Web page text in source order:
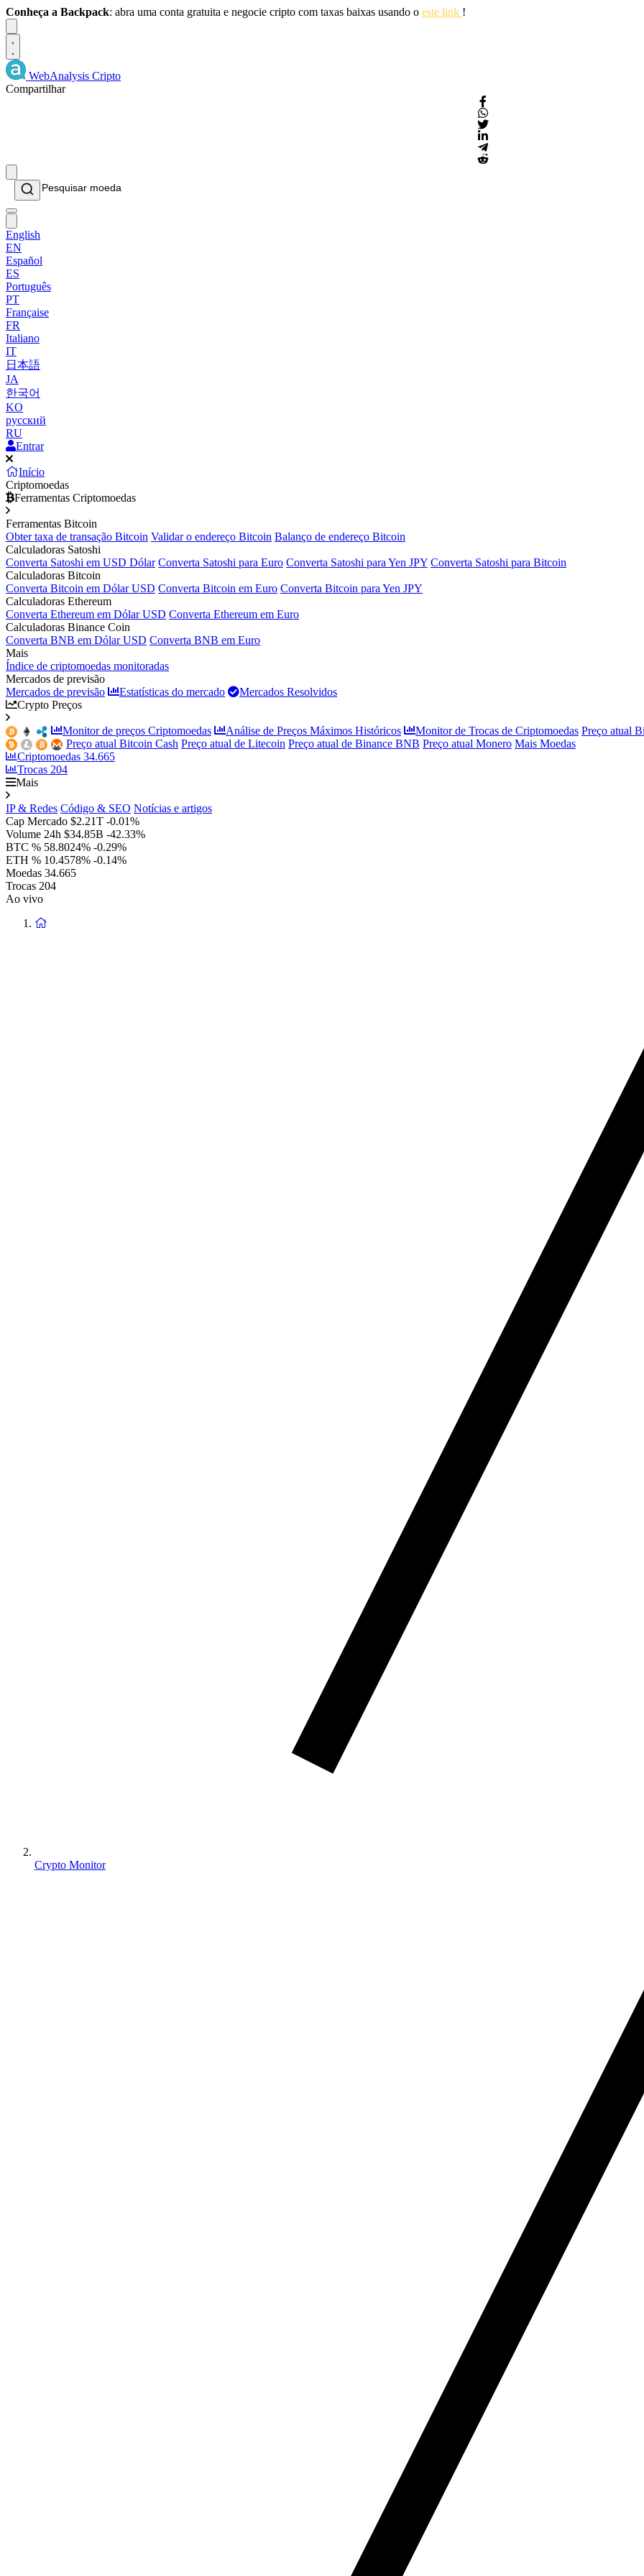
Conheça a Backpack: abra uma conta gratuita e negocie cripto com taxas baixas usando o este link !
WebAnalysis Cripto
Compartilhar
English
EN
Español
ES
Português
PT
Française
FR
Italiano
IT
日本語
JA
한국어
KO
русский
RU
Entrar
Início
Criptomoedas
Ferramentas Criptomoedas
Ferramentas Bitcoin
Obter taxa de transação Bitcoin Validar o endereço Bitcoin Balanço de endereço Bitcoin
Calculadoras Satoshi
Converta Satoshi em USD Dólar Converta Satoshi para Euro Converta Satoshi para Yen JPY Converta Satoshi para Bitcoin
Calculadoras Bitcoin
Converta Bitcoin em Dólar USD Converta Bitcoin em Euro Converta Bitcoin para Yen JPY
Calculadoras Ethereum
Converta Ethereum em Dólar USD Converta Ethereum em Euro
Calculadoras Binance Coin
Converta BNB em Dólar USD Converta BNB em Euro
Mais
Índice de criptomoedas monitoradas
Mercados de previsão
Mercados de previsão
Estatísticas do mercado
Mercados Resolvidos
Crypto Preços
Monitor de preços Criptomoedas Análise de Preços Máximos Históricos Monitor de Trocas de Criptomoedas Preço atual
Preço atual Bitcoin Cash Preço atual de Litecoin Preço atual de Binance BNB Preço atual Monero Mais Moedas
Criptomoedas 34.665
Trocas 204
Mais
IP & Redes Código & SEO Notícias e artigos
Cap Mercado $2.21T -0.01%
Volume 24h $34.85B -42.33%
BTC % 58.8024% -0.29%
ETH % 10.4578% -0.14%
Moedas 34.665
Trocas 204
Ao vivo
Crypto Monitor